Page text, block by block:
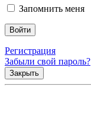
Запомнить меня
Регистрация
Забыли свой пароль?
Закрыть